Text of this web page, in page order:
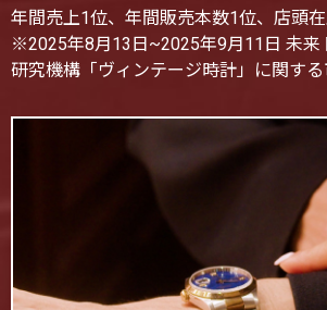
年間売上1位、年間販売本数1位、店頭
※2025年8月13日~2025年9月11日 未来
研究機構「ヴィンテージ時計」に関す